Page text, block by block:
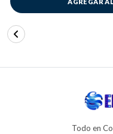
Todo en